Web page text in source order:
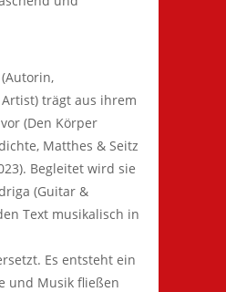
trägt aus ihrem
(Den Körper
Matthes & Seitz
Begleitet wird sie
(Guitar &
Text musikalisch in
Es entsteht ein
und Musik fließen